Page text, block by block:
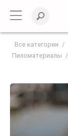
Все категории
Пиломатериалы